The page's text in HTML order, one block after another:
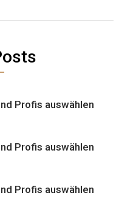
Profis auswählen
Profis auswählen
Profis auswählen